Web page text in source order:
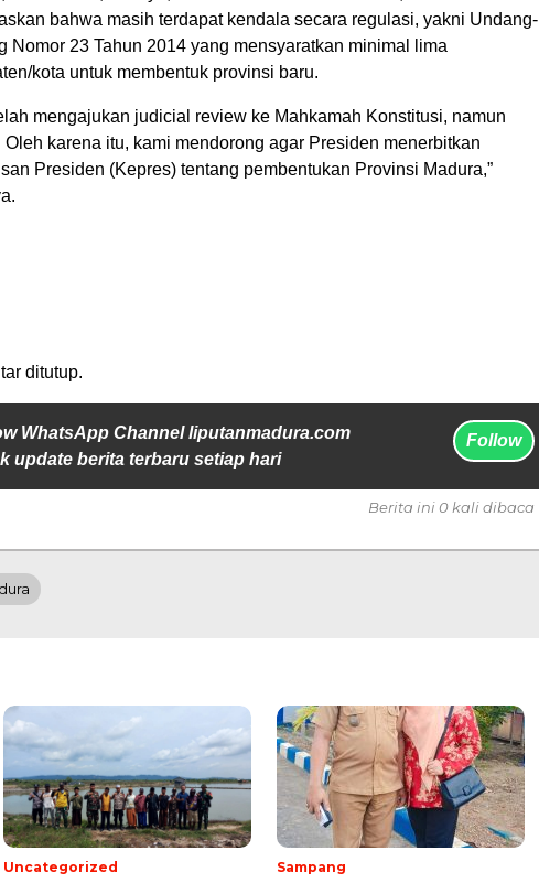
bahwa masih terdapat kendala secara regulasi, yakni Undang-
Nomor 23 Tahun 2014 yang mensyaratkan minimal lima
kota untuk membentuk provinsi baru.
mengajukan judicial review ke Mahkamah Konstitusi, namun
Oleh karena itu, kami mendorong agar Presiden menerbitkan
Presiden (Kepres) tentang pembentukan Provinsi Madura,”
ditutup.
WhatsApp Channel liputanmadura.com
update berita terbaru setiap hari
Follow
Berita ini 0 kali dibaca
Uncategorized Sampang